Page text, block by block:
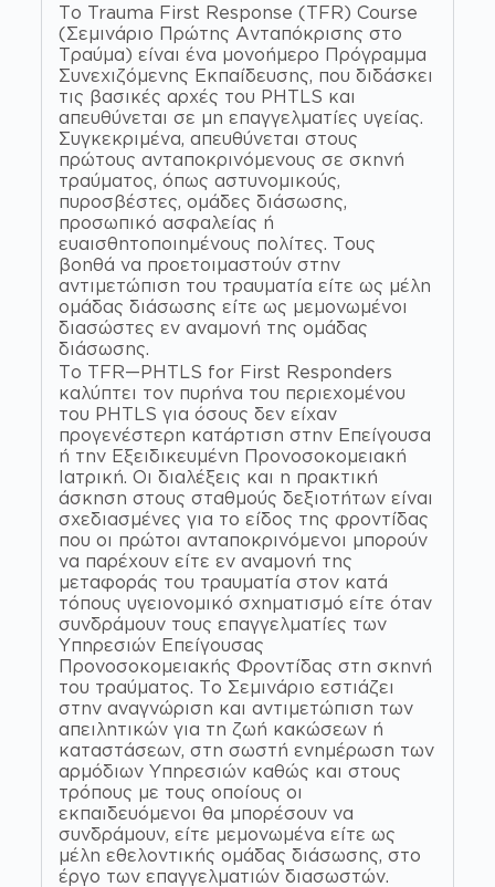
Το Trauma First Response (TFR) Course
(Σεμινάριο Πρώτης Ανταπόκρισης στο
Τραύμα) είναι ένα μονοήμερο Πρόγραμμα
Συνεχιζόμενης Εκπαίδευσης, που διδάσκει
τις βασικές αρχές του PHTLS και
απευθύνεται σε μη επαγγελματίες υγείας.
Συγκεκριμένα, απευθύνεται στους
πρώτους ανταποκρινόμενους σε σκηνή
τραύματος, όπως αστυνομικούς,
πυροσβέστες, ομάδες διάσωσης,
προσωπικό ασφαλείας ή
ευαισθητοποιημένους πολίτες. Τους
βοηθά να προετοιμαστούν στην
αντιμετώπιση του τραυματία είτε ως μέλη
ομάδας διάσωσης είτε ως μεμονωμένοι
διασώστες εν αναμονή της ομάδας
διάσωσης.
Το TFR—PHTLS for First Responders
καλύπτει τον πυρήνα του περιεχομένου
του PHTLS για όσους δεν είχαν
προγενέστερη κατάρτιση στην Επείγουσα
ή την Εξειδικευμένη Προνοσοκομειακή
Ιατρική. Οι διαλέξεις και η πρακτική
άσκηση στους σταθμούς δεξιοτήτων είναι
σχεδιασμένες για το είδος της φροντίδας
που οι πρώτοι ανταποκρινόμενοι μπορούν
να παρέχουν είτε εν αναμονή της
μεταφοράς του τραυματία στον κατά
τόπους υγειονομικό σχηματισμό είτε όταν
συνδράμουν τους επαγγελματίες των
Υπηρεσιών Επείγουσας
Προνοσοκομειακής Φροντίδας στη σκηνή
του τραύματος. Το Σεμινάριο εστιάζει
στην αναγνώριση και αντιμετώπιση των
απειλητικών για τη ζωή κακώσεων ή
καταστάσεων, στη σωστή ενημέρωση των
αρμόδιων Υπηρεσιών καθώς και στους
τρόπους με τους οποίους οι
εκπαιδευόμενοι θα μπορέσουν να
συνδράμουν, είτε μεμονωμένα είτε ως
μέλη εθελοντικής ομάδας διάσωσης, στο
έργο των επαγγελματιών διασωστών.